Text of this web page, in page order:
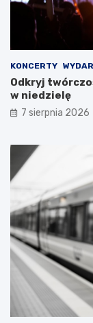
KONCERTY
Odkryj
w niedzielę
7 sierpnia 2026